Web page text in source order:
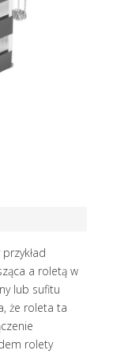
a roletą w
lub sufitu
że roleta ta
rolety